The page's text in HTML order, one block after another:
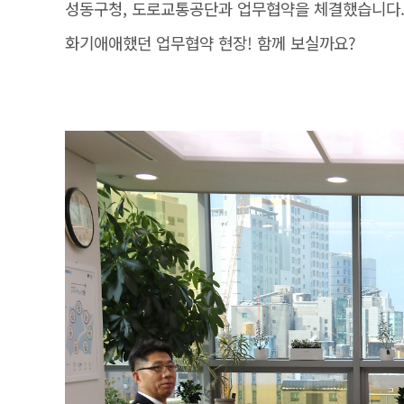
성동구청, 도로교통공단과 업무협약을 체결했습니다.
화기애애했던 업무협약 현장! 함께 보실까요?